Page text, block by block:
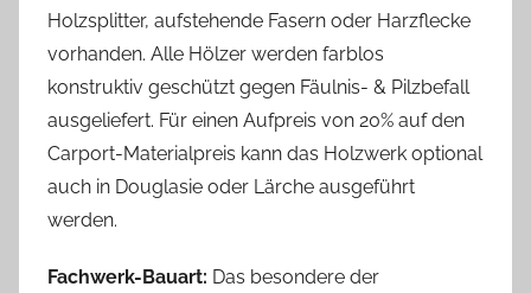
Holzsplitter, aufstehende Fasern oder Harzflecke
vorhanden. Alle Hölzer werden farblos
konstruktiv geschützt gegen Fäulnis- & Pilzbefall
ausgeliefert. Für einen Aufpreis von 20% auf den
Carport-Materialpreis kann das Holzwerk optional
auch in Douglasie oder Lärche ausgeführt
werden.
Fachwerk-Bauart: Das besondere der